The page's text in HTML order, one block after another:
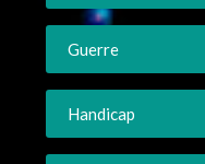
Guerre
Handicap